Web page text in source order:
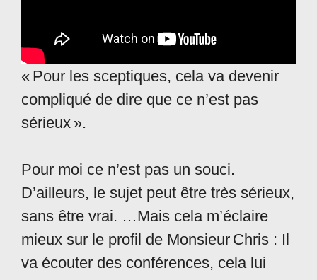
« Pour les sceptiques, cela va devenir
compliqué de dire que ce n’est pas
sérieux ».
Pour moi ce n’est pas un souci.
D’ailleurs, le sujet peut être très sérieux,
sans être vrai. …Mais cela m’éclaire
mieux sur le profil de Monsieur Chris : Il
va écouter des conférences, cela lui